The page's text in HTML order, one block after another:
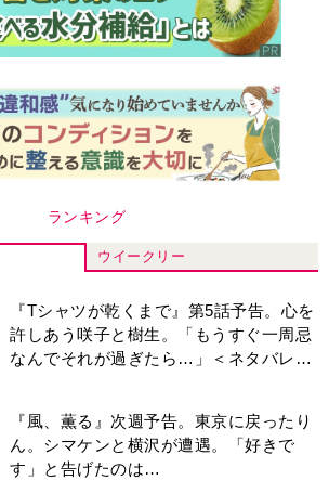
ランキング
ウイークリー
『Tシャツが乾くまで』第5話予告。心を
許しあう咲子と樹生。「もうすぐ一周忌
なんでそれが過ぎたら…」＜ネタバレあ
『風、薫る』次週予告。東京に戻ったり
ん。シマケンと横沢が遭遇。「好きで
す」と告げたのは…